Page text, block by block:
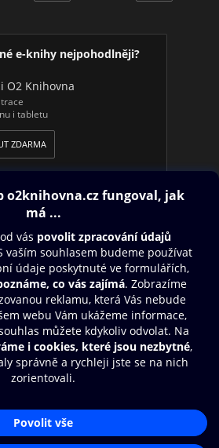
e-knihy nejpohodlněji?
O2 Knihovna
i tabletu
ZDARMA
údajů
Aplikace O2 Knihovna